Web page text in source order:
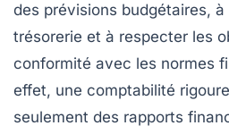
des prévisions budgétaires,
trésorerie et à respecter les
conformité avec les normes
effet, une comptabilité
seulement des rapports